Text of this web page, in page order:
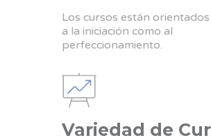
Los cursos están
a la iniciación como al
perfeccionamiento.
Variedad de